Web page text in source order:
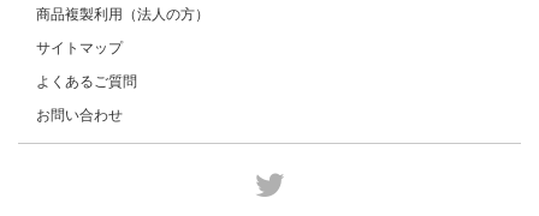
商品複製利用（法人の方）
サイトマップ
よくあるご質問
お問い合わせ